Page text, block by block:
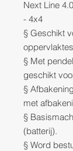
Next Line
- 4x4
§ Geschikt
§ Met
geschikt
§
met
§
(batterij).
§ Word